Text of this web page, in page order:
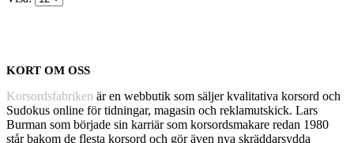
KORT OM OSS
Korsordsfabriken är en webbutik som säljer kvalitativa korsord och
Sudokus online för tidningar, magasin och reklamutskick. Lars
Burman som började sin karriär som korsordsmakare redan 1980
står bakom de flesta korsord och gör även nya skräddarsydda